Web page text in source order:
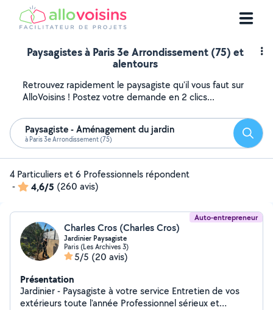
Paysagistes à Paris 3e Arrondissement (75) et
alentours
Retrouvez rapidement le paysagiste qu'il vous faut sur
AlloVoisins ! Postez votre demande en 2 clics...
Paysagiste - Aménagement du jardin
à Paris 3e Arrondissement (75)
4 Particuliers et 6 Professionnels répondent
-
4,6/5 (260 avis)
Auto-entrepreneur
Charles Cros (Charles Cros)
Jardinier Paysagiste
Paris (Les Archives 3)
5/5 (20 avis)
Présentation
Jardinier - Paysagiste à votre service Entretien de vos
extérieurs toute l'année Professionnel sérieux et